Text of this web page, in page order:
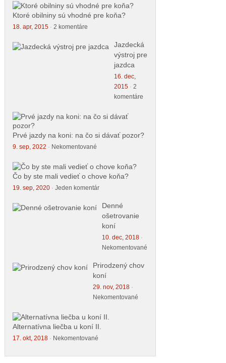
Ktoré obilniny sú vhodné pre koňa?
18. apr, 2015· 2 komentáre
Jazdecká
výstroj pre
jazdca
16. dec,
2015· 2
komentáre
Prvé jazdy na koni: na čo si dávať pozor?
9. sep, 2022 · Nekomentované
Čo by ste mali vedieť o chove koňa?
19. sep, 2020· Jeden komentár
Denné
ošetrovanie
koní
10. dec, 2018·
Nekomentované
Prirodzený chov
koní
29. nov, 2018·
Nekomentované
Alternatívna liečba u koní II.
17. okt, 2018· Nekomentované